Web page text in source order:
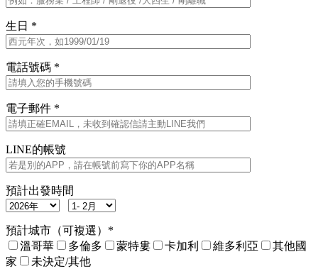
生日 *
電話號碼 *
電子郵件 *
LINE的帳號
預計出發時間
預計城市（可複選）*
溫哥華
多倫多 蒙特婁 卡加利 維多利亞
其他國
家
未決定/其他